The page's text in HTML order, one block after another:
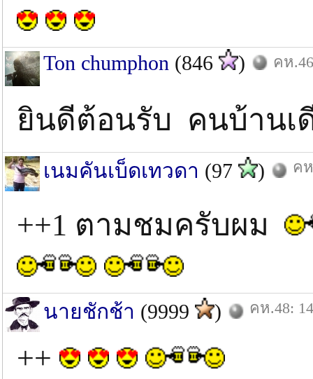
Ton chumphon (846 ) คห
ยินดีต้อนรับ คนบ้านเ
เนมคันเบ็ดเทวดา (97 ) ค
++1 ตามชมครับผม
นายชักช้า (9999 ) คห.48:
++